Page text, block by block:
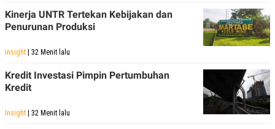
Kinerja UNTR Tertekan Kebijakan dan
Penurunan Produksi
Insight | 32 Menit lalu
Kredit Investasi Pimpin Pertumbuhan
Kredit
Insight | 32 Menit lalu